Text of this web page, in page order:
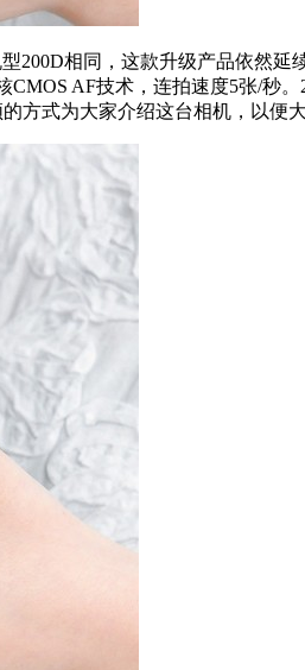
型200D相同，这款升级产品依然
AF技术，连拍速度5张/秒
式为大家介绍这台相机，以便